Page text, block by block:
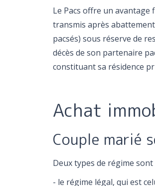
Le Pacs offre un avantage
transmis après
pacsés) sous réserve de
décès de son partenaire
constituant sa résidence
Achat
Couple marié
Deux types de régime
- le régime légal, qui est